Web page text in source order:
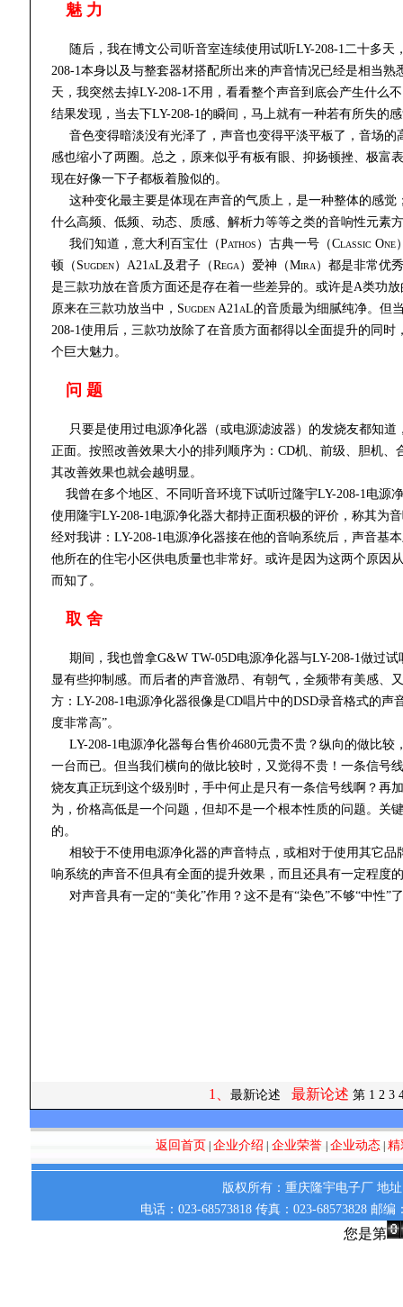
魅 力
随后， 我在博文公司听音室连续使用试听LY-208-1二十多天
208-1本身以及与整套器材搭配所出来的声音情况已经是相当熟
天，我突然去掉LY-208-1不用，看看整个声音到底会产生什么
结果发现，当去下LY-208-1的瞬间，马上就有一种若有所失的
音色变得暗淡没有光泽了，声音也变得平淡平板了，音场的
感也缩小了两圈。总之，原来似乎有板有眼、抑扬顿挫、极富
现在好像一下子都板着脸似的。
这种变化最主要是体现在声音的气质上，是一种整体的感觉
什么高频、低频、动态、质感、解析力等等之类的音响性元素
我们知道，意大利百宝仕（Pathos）古典一号（Classic One
顿（Sugden）A21aL及君子（Rega）爱神（Mira）都是非常优
是三款功放在音质方面还是存在着一些差异的。或许是A类功
原来在三款功放当中，Sugden A21aL的音质最为细腻纯净。但
208-1使用后，三款功放除了在音质方面都得以全面提升的同
个巨大魅力。
问 题
只要是使用过电源净化器（或电源滤波器）的发烧友都知道
正面。按照改善效果大小的排列顺序为：CD机、前级、胆机
其改善效果也就会越明显。
我曾在多个地区、不同听音环境下试听过隆宇LY-208-1电源
使用隆宇LY-208-1电源净化器大都持正面积极的评价，称其为
经对我讲：LY-208-1电源净化器接在他的音响系统后，声音基
他所在的住宅小区供电质量也非常好。或许是因为这两个原因
而知了。
取 舍
期间，我也曾拿G&W TW-05D电源净化器与LY-208-1做过
显有些抑制感。而后者的声音激昂、有朝气，全频带有美感、
方：LY-208-1电源净化器很像是CD唱片中的DSD录音格式的
度非常高”。
LY-208-1电源净化器每台售价4680元贵不贵？纵向的做比较
一台而已。但当我们横向的做比较时，又觉得不贵！一条信号
烧友真正玩到这个级别时，手中何止是只有一条信号线啊？
为，价格高低是一个问题，但却不是一个根本性质的问题。关
的。
相较于不使用电源净化器的声音特点，或相对于使用其它品
响系统的声音不但具有全面的提升效果，而且还具有一定程度
对声音具有一定的“美化”作用？这不是有“染色”不够“中性”
1、 最新论述 最新论述 第 1 2 3
返回首页 企业介绍 企业荣誉 企业动态 精
版权所有：重庆隆宇电子厂 地
电话：023-68573818 传真：023-68573828 邮
您是第